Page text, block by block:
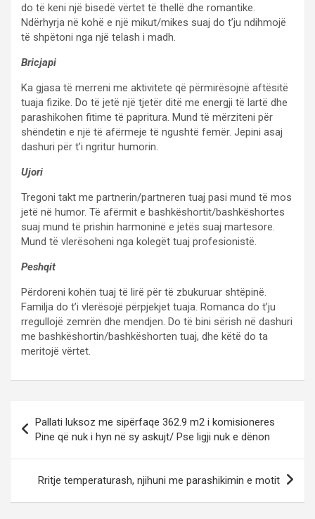
do të keni një bisedë vërtet të thellë dhe romantike.
Ndërhyrja në kohë e një mikut/mikes suaj do t’ju ndihmojë
të shpëtoni nga një telash i madh.
Bricjapi
Ka gjasa të merreni me aktivitete që përmirësojnë aftësitë
tuaja fizike. Do të jetë një tjetër ditë me energji të lartë dhe
parashikohen fitime të papritura. Mund të mërziteni për
shëndetin e një të afërmeje të ngushtë femër. Jepini asaj
dashuri për t’i ngritur humorin.
Ujori
Tregoni takt me partnerin/partneren tuaj pasi mund të mos
jetë në humor. Të afërmit e bashkëshortit/bashkëshortes
suaj mund të prishin harmoninë e jetës suaj martesore.
Mund të vlerësoheni nga kolegët tuaj profesionistë.
Peshqit
Përdoreni kohën tuaj të lirë për të zbukuruar shtëpinë.
Familja do t’i vlerësojë përpjekjet tuaja. Romanca do t’ju
rregullojë zemrën dhe mendjen. Do të bini sërish në dashuri
me bashkëshortin/bashkëshorten tuaj, dhe këtë do ta
meritojë vërtet.
s
n
Pallati luksoz me sipërfaqe 362.9 m2 i komisioneres
Pine që nuk i hyn në sy askujt/ Pse ligji nuk e dënon
Rritje temperaturash, njihuni me parashikimin e motit